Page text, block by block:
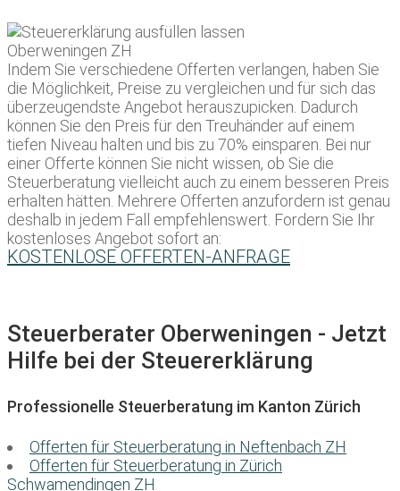
Indem Sie verschiedene Offerten verlangen, haben Sie
die Möglichkeit, Preise zu vergleichen und für sich das
überzeugendste Angebot herauszupicken. Dadurch
können Sie den Preis für den Treuhänder auf einem
tiefen Niveau halten und bis zu 70% einsparen. Bei nur
einer Offerte können Sie nicht wissen, ob Sie die
Steuerberatung vielleicht auch zu einem besseren Preis
erhalten hätten. Mehrere Offerten anzufordern ist genau
deshalb in jedem Fall empfehlenswert. Fordern Sie Ihr
kostenloses Angebot sofort an:
KOSTENLOSE OFFERTEN-ANFRAGE
Steuerberater Oberweningen - Jetzt
Hilfe bei der Steuererklärung
Professionelle Steuerberatung im Kanton Zürich
Offerten für Steuerberatung in Neftenbach ZH
Offerten für Steuerberatung in Zürich
Schwamendingen ZH